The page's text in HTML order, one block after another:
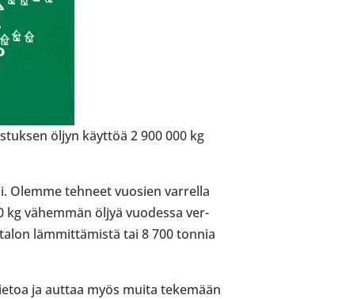
öljyn käyttöä 2 900 000 kg
Olemme tehneet vuosien var­rella
kg vähem­män öljyä vuo­dessa ver­
läm­mit­tä­mistä tai 8 700 tonnia
ja auttaa myös muita teke­mään